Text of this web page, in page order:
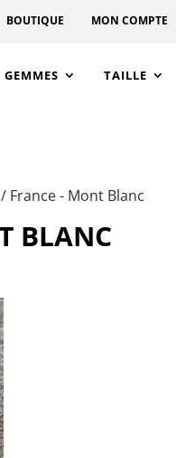
BOUTIQUE MON COMPTE
GEMMES TAILLE
France - Mont Blanc
BLANC